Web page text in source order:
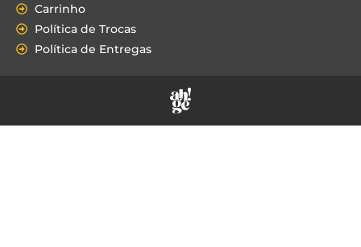
Carrinho
Política de Trocas
Política de Entregas